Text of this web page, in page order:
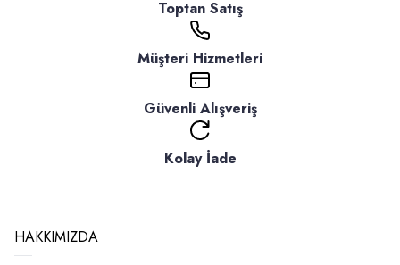
Toptan Satış
Müşteri Hizmetleri
Güvenli Alışveriş
Kolay İade
HAKKIMIZDA